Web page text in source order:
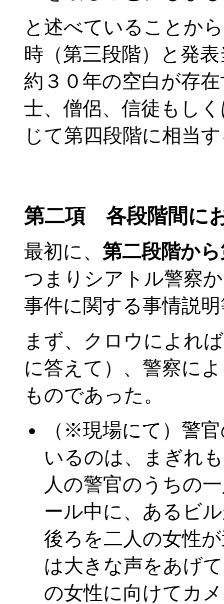
と述べていることか
時（第三段階）と発
約３０年の空白が存
士、僧侶、信徒もし
じて第四段階に相当
第二項 各段階間に
最初に、 第二段階か
つまりシアトル警察
事件に関する事情説
まず、クロウによれ
に答えて）、警察に
ものであった。
（※現場にて）警
いるのは、まぎれ
人の警官のうちの
ール中に、あるビ
後ろを二人の女性
は大きな声をあげ
の女性に向けてカ